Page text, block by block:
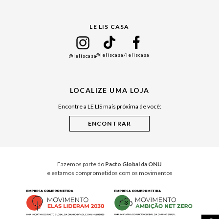
Cuidados Casa
LE LIS CASA
@leliscasa@leliscasa/leliscasa
LOCALIZE UMA LOJA
Encontre a LE LIS mais próxima de você:
Fazemos parte do Pacto Global da ONU
e estamos comprometidos com os movimentos